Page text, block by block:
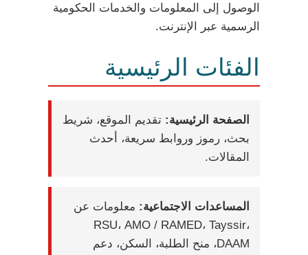
الوصول إلى المعلومات والخدمات الحكومية
الرسمية عبر الإنترنت.
الفئات الرئيسية
الصفحة الرئيسية: تقديم الموقع، شريط
بحث، رموز وروابط سريعة، أحدث
المقالات.
المساعدات الاجتماعية: معلومات عن
RSU، AMO / RAMED، Tayssir،
DAAM، منح الطلبة، السكن، دعم